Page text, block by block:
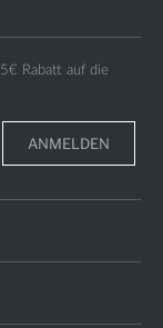
5€ Rabatt auf die
ANMELDEN